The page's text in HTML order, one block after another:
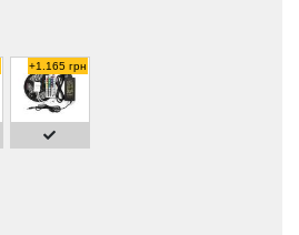
+1.165 грн